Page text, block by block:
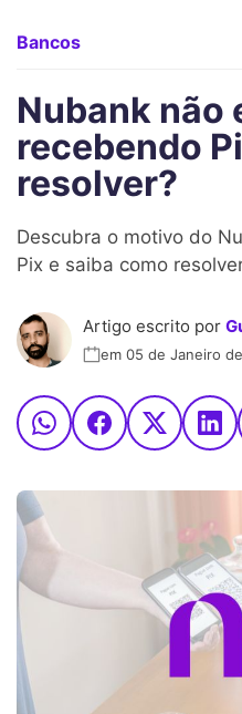
Bancos
Nubank não
recebendo
resolver?
Descubra o motivo do
Pix e saiba como
Artigo escrito por
em 05 de Janeiro